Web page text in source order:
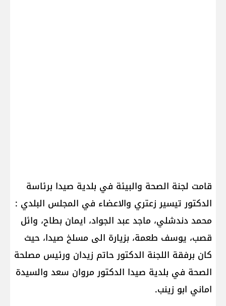
قامت لجنة الصحة والبيئة في بلدية صيدا برئاسة
الدكتور تيسير زعتري والاعضاء في المجلس البلدي :
محمد دندشلي، ماجد عبد الجواد، ايمان بطاح، وائل
قصب، يوسف طعمة، بزيارة الى مسلخ صيدا، حيث
كان برفقة اللجنة الدكتور حاتم زيدان ورئيس مصلحة
الصحة في بلدية صيدا الدكتور مروان سعد والسيدة
اماني ابو زينب.